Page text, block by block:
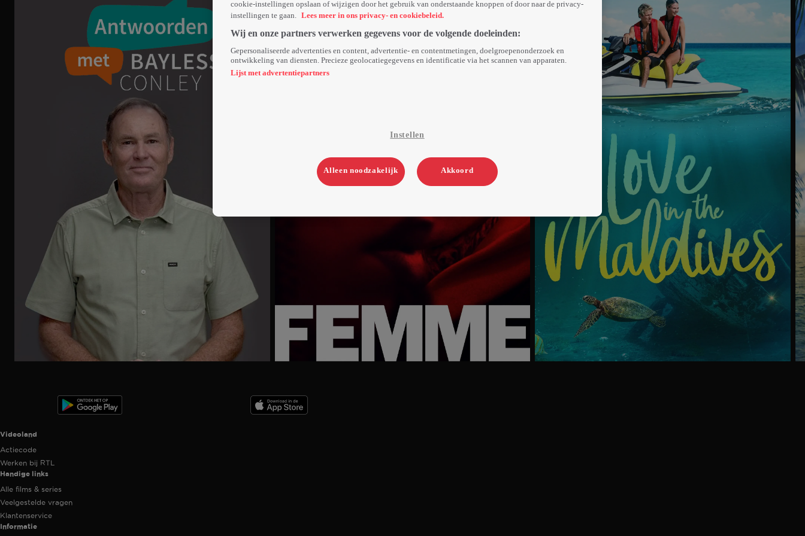
Videoland useful links.
Videoland
Actiecode
Werken bij RTL
Handige links
Alle films & series
Veelgestelde vragen
Klantenservice
Informatie
cookie-instellingen opslaan of wijzigen door het gebruik van onderstaande knoppen of door naar de privacy-
instellingen te gaan.
Lees meer in ons privacy- en cookiebeleid.
Wij en onze partners verwerken gegevens voor de volgende doeleinden:
Gepersonaliseerde advertenties en content, advertentie- en contentmetingen, doelgroepenonderzoek en
ontwikkeling van diensten. Precieze geolocatiegegevens en identificatie via het scannen van apparaten.
Lijst met advertentiepartners
Instellen
Alleen noodzakelijk Akkoord